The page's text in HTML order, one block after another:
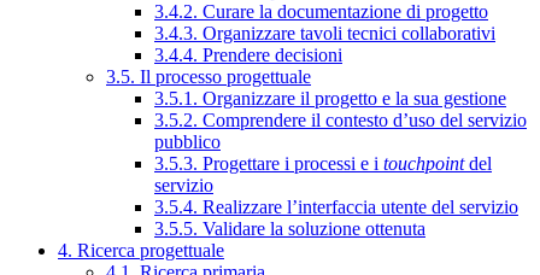
3.4.2. Curare la documentazione di progetto
3.4.3. Organizzare tavoli tecnici collaborativi
3.4.4. Prendere decisioni
3.5. Il processo progettuale
3.5.1. Organizzare il progetto e la sua gestione
3.5.2. Comprendere il contesto d’uso del servizio
pubblico
3.5.3. Progettare i processi e i touchpointdel
servizio
3.5.4. Realizzare l’interfaccia utente del servizio
3.5.5. Validare la soluzione ottenuta
4. Ricerca progettuale